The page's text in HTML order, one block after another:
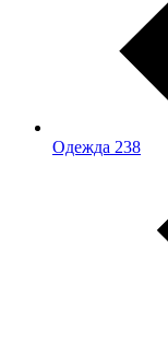
Одежда 238